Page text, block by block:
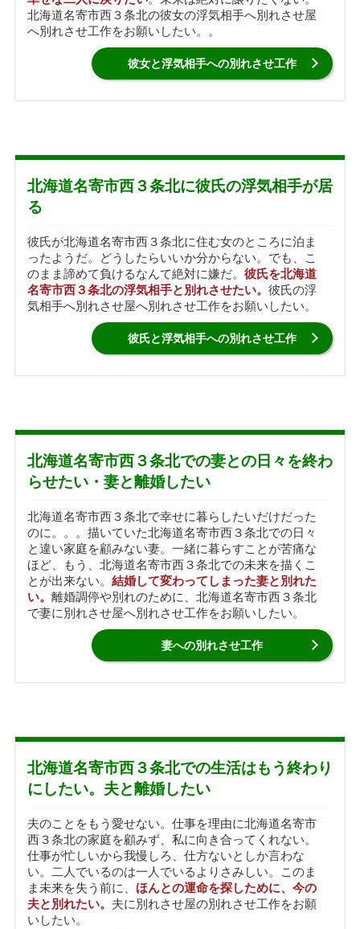
北海道名寄市西３条北の彼女の浮気相手へ別れさせ屋
へ別れさせ工作をお願いしたい。。
彼女と浮気相手への別れさせ工作
北海道名寄市西３条北に彼氏の浮気相手が居
る
彼氏が北海道名寄市西３条北に住む女のところに泊ま
ったようだ。どうしたらいいか分からない。でも、こ
のまま諦めて負けるなんて絶対に嫌だ。 彼氏を北海道
名寄市西３条北の浮気相手と別れさせたい。 彼氏の浮
気相手へ別れさせ屋へ別れさせ工作をお願いしたい。
彼氏と浮気相手への別れさせ工作
北海道名寄市西３条北での妻との日々を終わ
らせたい・妻と離婚したい
北海道名寄市西３条北で幸せに暮らしたいだけだった
のに。。。描いていた北海道名寄市西３条北での日々
と違い家庭を顧みない妻。一緒に暮らすことが苦痛な
ほど、もう、北海道名寄市西３条北での未来を描くこ
とが出来ない。 結婚して変わってしまった妻と別れた
い。 離婚調停や別れのために、北海道名寄市西３条北
で妻に別れさせ屋へ別れさせ工作をお願いしたい。
妻への別れさせ工作
北海道名寄市西３条北での生活はもう終わり
にしたい。夫と離婚したい
夫のことをもう愛せない。仕事を理由に北海道名寄市
西３条北の家庭を顧みず、私に向き合ってくれない。
仕事が忙しいから我慢しろ、仕方ないとしか言わな
い。二人でいるのは一人でいるよりさみしい。このま
ま未来を失う前に、 ほんとの運命を探しために、今の
夫と別れたい。 夫に別れさせ屋の別れさせ工作をお願
いしたい。